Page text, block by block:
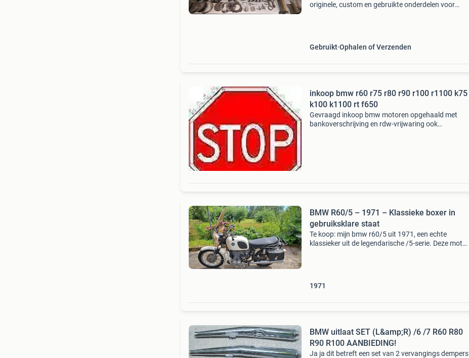
originele, custom en gebruikte onderdelen voor
Gebruikt Ophalen of Verzenden
inkoop bmw r60 r75 r80 r90 r100 r1100 k75
k100 k1100 rt f650
Gevraagd inkoop bmw motoren opgehaald met
bankoverschrijving en rdw-vrijwaring ook
BMW R60/5 – 1971 – Klassieke boxer in
gebruiksklare staat
Te koop: mijn bmw r60/5 uit 1971, een echte
klassieker uit de legendarische /5-serie. Deze motor
1971
BMW uitlaat SET (L&amp;R) /6 /7 R60 R80
R90 R100 AANBIEDING!
Ja ja dit betreft een set van 2 vervangings dempers